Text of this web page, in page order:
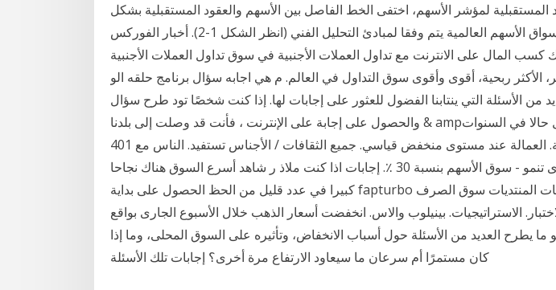
لمؤشر الأسهم، اختفى الخط الفاصل بين الأسهم والعقود المستقبلية بشكل
سريع. كما أن تحليل أسواق الأسهم العالمية يتم وفقا لمبادئ التحليل الفني (انظر الشكل 1-2). أخبار الفوركس
كسب المال على الانترنت مع تداول العملات الأجنبية في سوق تداول العملات الأجنبية
الأكثر ربحية، أقوى وأقوى سوق التداول في العالم. م هي اجابه سؤال برنامج حلقه الو
من الأسئلة التي ينتابنا الفضول للعثور على إجابات لها. إذا كنت شخصًا تود طرح سؤال
والحصول على إجابة على الإنترنت ، فأنت قد وصلت إلى بلدنا & amp؛ الاقتصاد أفضل حالا في السنوات
السابقة. العمالة عند مستوى منخفض قياسي. جميع الثقافات / الأجناس تستفيد. الناس مع 401Ks
والاستثمارات الأخرى تنمو - سوق الأسهم بنسبة 30 ٪. إجابات اذا كنت ملاذ ر شاهد أسرع السوق هناك نجاحا
كبيرا في عدد قليل من الحظ الحصول على بداية fapturbo أولا. كنت ملاذ ر. توقعات المنتديات سوق الصرف
الاستراتيجيات. بينيلوب والاس. انخفضت أسعار الذهب خلال الأسبوع الجارى بواقع
ما يطرح العديد من الأسئلة حول أسباب الانخفاض، وتأثيره على السوق المحلى، وما إذا
كان مستمرًا أم سرعان ما سيعاود الارتفاع مرة أخرى؟ إجابات تلك الأسئلة